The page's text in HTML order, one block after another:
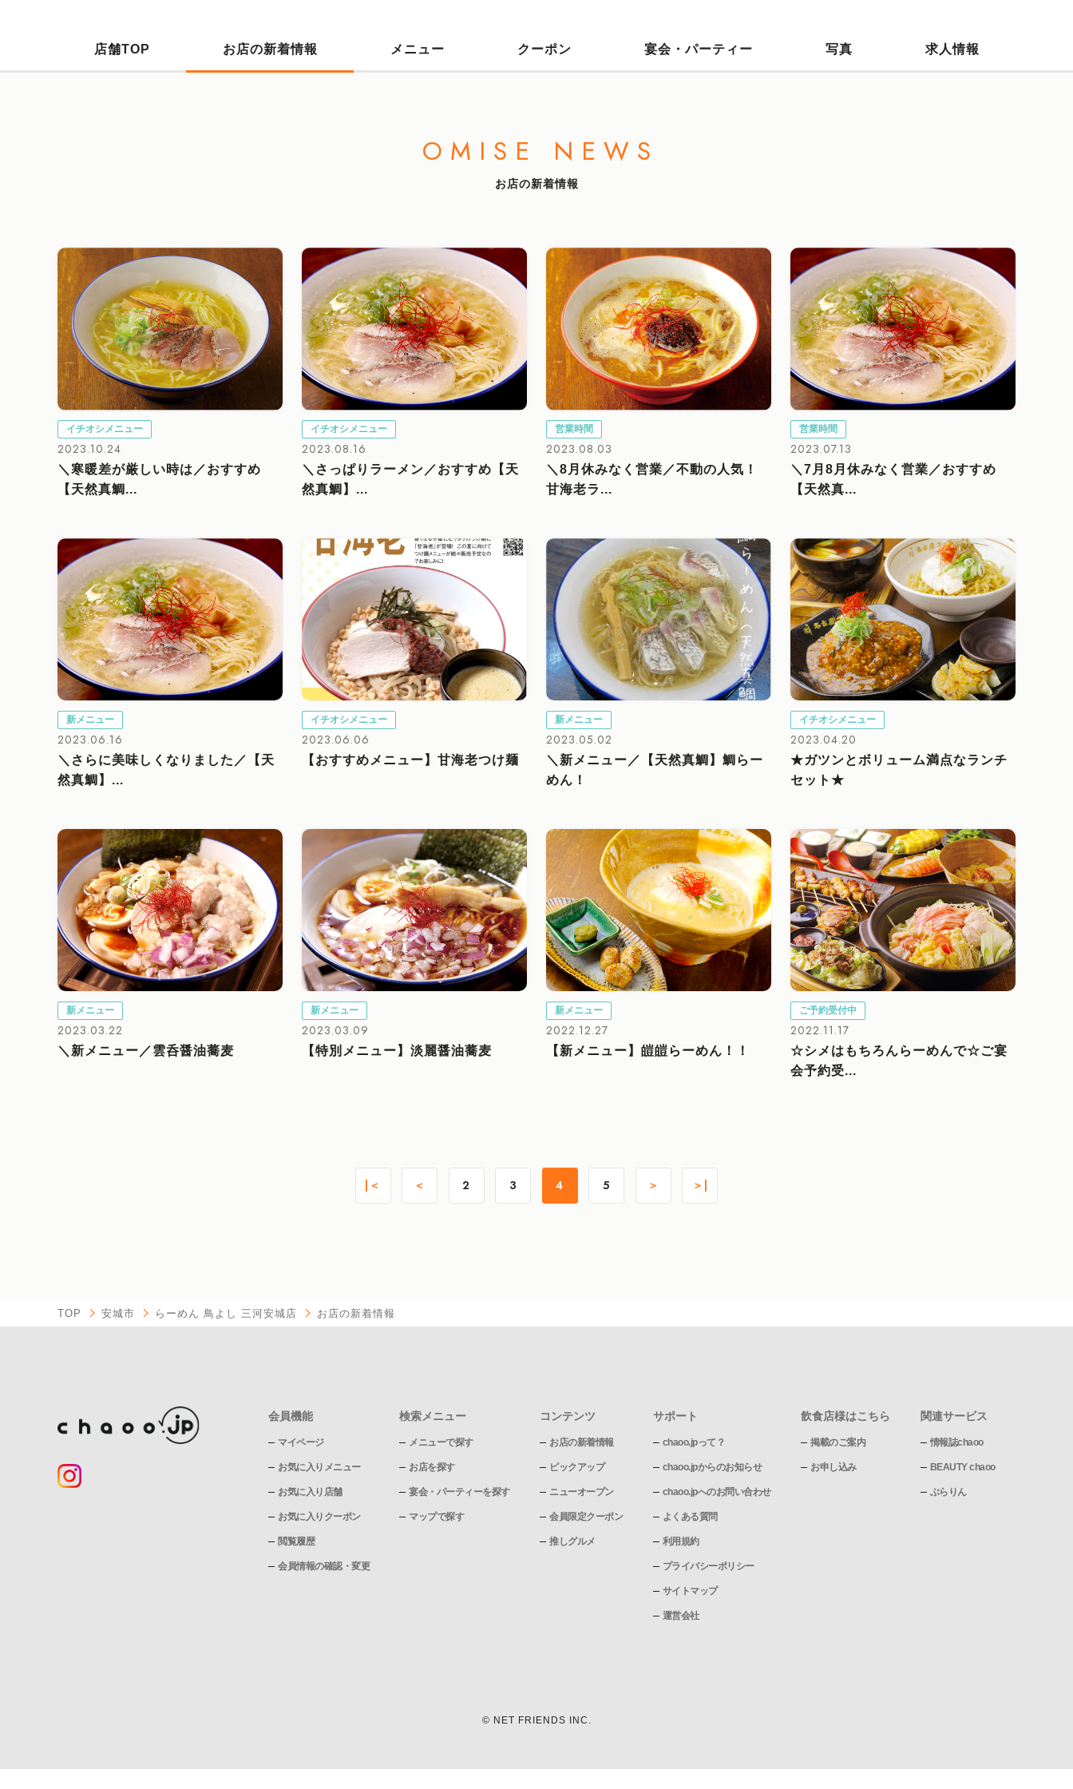
店舗TOP お店の新着情報 メニュー クーポン 宴会・パーティー 写真 求人情報
OMISE NEWS
お店の新着情報
イチオシメニュー
2023.10.24
＼寒暖差が厳しい時は／おすすめ
【天然真鯛...
イチオシメニュー
2023.08.16
＼さっぱりラーメン／おすすめ【天
然真鯛】...
営業時間
2023.08.03
＼8月休みなく営業／不動の人気！
甘海老ラ...
営業時間
2023.07.13
＼7月8月休みなく営業／おすすめ
【天然真...
新メニュー
2023.06.16
＼さらに美味しくなりました／【天
然真鯛】...
イチオシメニュー
2023.06.06
【おすすめメニュー】甘海老つけ麺
新メニュー
2023.05.02
＼新メニュー／【天然真鯛】鯛らー
めん！
イチオシメニュー
2023.04.20
★ガツンとボリューム満点なランチ
セット★
新メニュー
2023.03.22
＼新メニュー／雲呑醤油蕎麦
新メニュー
2023.03.09
【特別メニュー】淡麗醤油蕎麦
新メニュー
2022.12.27
【新メニュー】皚皚らーめん！！
ご予約受付中
2022.11.17
☆シメはもちろんらーめんで☆ご宴
会予約受...
|＜ ＜ 2 3 4 5 ＞ ＞|
TOP 安城市 らーめん 鳥よし 三河安城店 お店の新着情報
会員機能
マイページ
お気に入りメニュー
お気に入り店舗
お気に入りクーポン
閲覧履歴
会員情報の確認・変更
検索メニュー
メニューで探す
お店を探す
宴会・パーティーを探す
マップで探す
コンテンツ
お店の新着情報
ピックアップ
ニューオープン
会員限定クーポン
推しグルメ
サポート
chaoo.jpって？
chaoo.jpからのお知らせ
chaoo.jpへのお問い合わせ
よくある質問
利用規約
プライバシーポリシー
サイトマップ
運営会社
飲食店様はこちら
掲載のご案内
お申し込み
関連サービス
情報誌chaoo
BEAUTY chaoo
ぶらりん
© NET FRIENDS INC.